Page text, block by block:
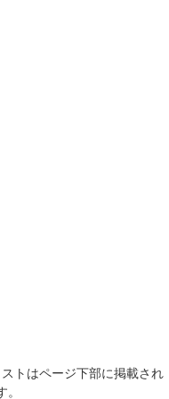
トはページ下部に掲載され
。